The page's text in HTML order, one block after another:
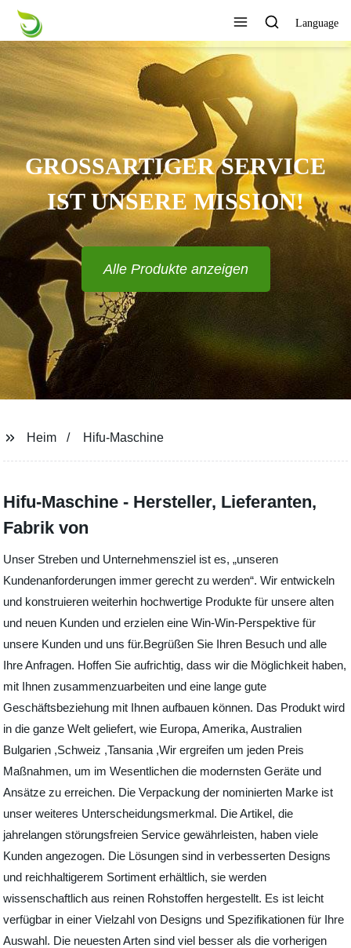
Language
GROSSARTIGER SERVICE I
ST UNSERE MISSION!
Alle Produkte anzeigen
Heim Hifu-Maschine
Hifu-Maschine - Hersteller, Lieferanten,
Fabrik von
Unser Streben und Unternehmensziel ist es, „unseren
Kundenanforderungen immer gerecht zu werden“. Wir entwickeln
und konstruieren weiterhin hochwertige Produkte für unsere alten
und neuen Kunden und erzielen eine Win-Win-Perspektive für
unsere Kunden und uns für.Begrüßen Sie Ihren Besuch und alle
Ihre Anfragen. Hoffen Sie aufrichtig, dass wir die Möglichkeit haben,
mit Ihnen zusammenzuarbeiten und eine lange gute
Geschäftsbeziehung mit Ihnen aufbauen können. Das Produkt wird
in die ganze Welt geliefert, wie Europa, Amerika, Australien
Bulgarien ,Schweiz ,Tansania ,Wir ergreifen um jeden Preis
Maßnahmen, um im Wesentlichen die modernsten Geräte und
Ansätze zu erreichen. Die Verpackung der nominierten Marke ist
unser weiteres Unterscheidungsmerkmal. Die Artikel, die
jahrelangen störungsfreien Service gewährleisten, haben viele
Kunden angezogen. Die Lösungen sind in verbesserten Designs
und reichhaltigerem Sortiment erhältlich, sie werden
wissenschaftlich aus reinen Rohstoffen hergestellt. Es ist leicht
verfügbar in einer Vielzahl von Designs und Spezifikationen für Ihre
Auswahl. Die neuesten Arten sind viel besser als die vorherigen